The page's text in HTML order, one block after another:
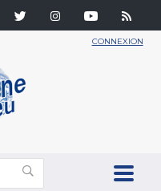
CONNEXION